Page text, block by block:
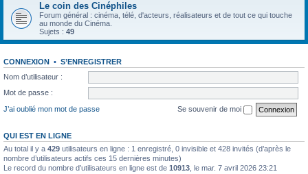
Le coin des Cinéphiles
Forum général : cinéma, télé, d'acteurs, réalisateurs et de tout ce qui touche
au monde du Cinéma.
Sujets : 49
CONNEXION • S’ENREGISTRER
Nom d’utilisateur :
Mot de passe :
J’ai oublié mon mot de passe
Se souvenir de moi
QUI EST EN LIGNE
Au total il y a 429 utilisateurs en ligne : 1 enregistré, 0 invisible et 428 invités (d’après le
nombre d’utilisateurs actifs ces 15 dernières minutes)
Le record du nombre d’utilisateurs en ligne est de 10913 , le mar. 7 avril 2026 23:21